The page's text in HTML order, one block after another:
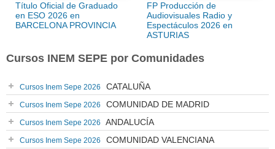
Título Oficial de Graduado
en ESO 2026 en
BARCELONA PROVINCIA
FP Producción de
Audiovisuales Radio y
Espectáculos 2026 en
ASTURIAS
Cursos INEM SEPE por Comunidades
Cursos Inem Sepe 2026 CATALUÑA
Cursos Inem Sepe 2026 COMUNIDAD DE MADRID
Cursos Inem Sepe 2026 ANDALUCÍA
Cursos Inem Sepe 2026 COMUNIDAD VALENCIANA